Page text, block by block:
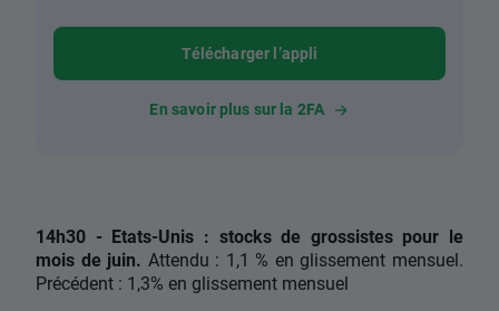
Télécharger l’appli
En savoir plus sur la 2FA
14h30 - Etats-Unis : stocks de grossistes pour le
mois de juin. Attendu : 1,1 % en glissement mensuel.
Précédent : 1,3% en glissement mensuel